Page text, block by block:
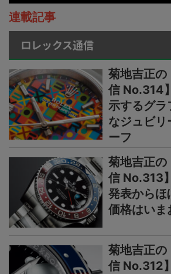
連載記事
ロレックス通信
菊地吉正の
信 No.314
示するグラ
なジュビリ
ーフ
菊地吉正の
信 No.313
発表から
価格はいま
菊地吉正の
信 No.312